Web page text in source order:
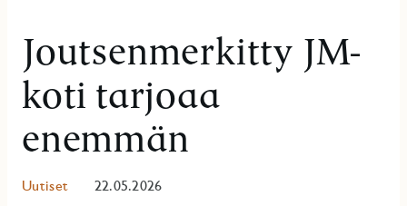
Joutsenmerkitty JM-
koti tarjoaa
enemmän
Uutiset 22.05.2026